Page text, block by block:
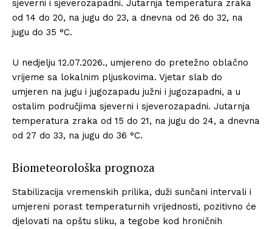
sjeverni i sjeverozapadni. Jutarnja temperatura zraka
od 14 do 20, na jugu do 23, a dnevna od 26 do 32, na
jugu do 35 °C.
U nedjelju 12.07.2026., umjereno do pretežno oblačno
vrijeme sa lokalnim pljuskovima. Vjetar slab do
umjeren na jugu i jugozapadu južni i jugozapadni, a u
ostalim područjima sjeverni i sjeverozapadni. Jutarnja
temperatura zraka od 15 do 21, na jugu do 24, a dnevna
od 27 do 33, na jugu do 36 °C.
Biometeorološka prognoza
Stabilizacija vremenskih prilika, duži sunčani intervali i
umjereni porast temperaturnih vrijednosti, pozitivno će
djelovati na opštu sliku, a tegobe kod hroničnih